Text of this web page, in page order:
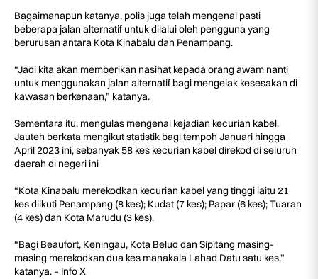
Bagaimanapun katanya, polis juga telah mengenal pasti
beberapa jalan alternatif untuk dilalui oleh pengguna yang
berurusan antara Kota Kinabalu dan Penampang.
“Jadi kita akan memberikan nasihat kepada orang awam nanti
untuk menggunakan jalan alternatif bagi mengelak kesesakan di
kawasan berkenaan,” katanya.
Sementara itu, mengulas mengenai kejadian kecurian kabel,
Jauteh berkata mengikut statistik bagi tempoh Januari hingga
April 2023 ini, sebanyak 58 kes kecurian kabel direkod di seluruh
daerah di negeri ini
“Kota Kinabalu merekodkan kecurian kabel yang tinggi iaitu 21
kes diikuti Penampang (8 kes); Kudat (7 kes); Papar (6 kes); Tuaran
(4 kes) dan Kota Marudu (3 kes).
“Bagi Beaufort, Keningau, Kota Belud dan Sipitang masing-
masing merekodkan dua kes manakala Lahad Datu satu kes,”
katanya. – Info X